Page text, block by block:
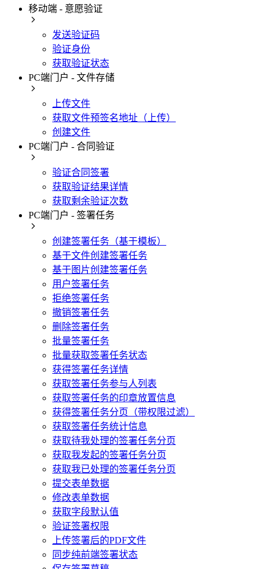
移动端 - 意愿验证
发送验证码
验证身份
获取验证状态
PC端门户 - 文件存储
上传文件
获取文件预签名地址（上传）
创建文件
PC端门户 - 合同验证
验证合同签署
获取验证结果详情
获取剩余验证次数
PC端门户 - 签署任务
创建签署任务（基于模板）
基于文件创建签署任务
基于图片创建签署任务
用户签署任务
拒绝签署任务
撤销签署任务
删除签署任务
批量签署任务
批量获取签署任务状态
获得签署任务详情
获取签署任务参与人列表
获取签署任务的印章放置信息
获得签署任务分页（带权限过滤）
获取签署任务统计信息
获取待我处理的签署任务分页
获取我发起的签署任务分页
获取我已处理的签署任务分页
提交表单数据
修改表单数据
获取字段默认值
验证签署权限
上传签署后的PDF文件
同步纯前端签署状态